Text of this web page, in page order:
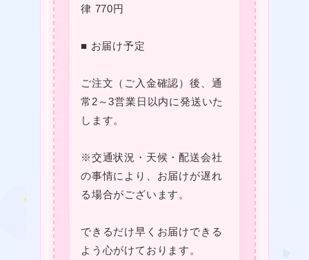
律 770円
■ お届け予定
ご注文（ご入金確認）後、通
常2～3営業日以内に発送いた
します。
※交通状況・天候・配送会社
の事情により、お届けが遅れ
る場合がございます。
できるだけ早くお届けできる
よう心がけております。
❤